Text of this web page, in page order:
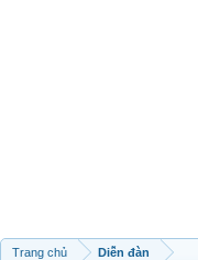
Trang chủ Diễn đàn